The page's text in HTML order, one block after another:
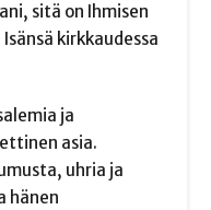
sitä on Ihmisen
kirkkaudessa
ja
asia.
uhria ja
hänen